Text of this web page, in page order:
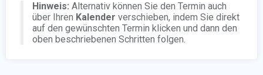
Hinweis: Alternativ können Sie den Termin auch
über Ihren Kalender verschieben, indem Sie direkt
auf den gewünschten Termin klicken und dann den
oben beschriebenen Schritten folgen.